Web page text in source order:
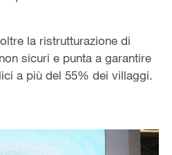
la ristrutturazione di
sicuri e punta a garantire
a più del 55% dei villaggi.